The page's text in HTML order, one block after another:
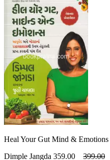
Heal Your Gut Mind & Emotions
Dimple Jangda 359.00 399.00